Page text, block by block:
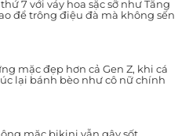
7 với váy hoa sặc sỡ như Tăng
để trông điệu đà mà không sến
mặc đẹp hơn cả Gen Z, khi cá
lại bánh bèo như cô nữ chính
mặc bikini vẫn gây sốt